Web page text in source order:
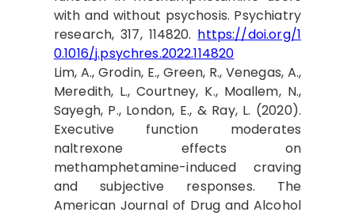
with and without psychosis. Psychiatry
research, 317, 114820. https://doi.org/1
0.1016/j.psychres.2022.114820
Lim, A., Grodin, E., Green, R., Venegas, A.,
Meredith, L., Courtney, K., Moallem, N.,
Sayegh, P., London, E., & Ray, L. (2020).
Executive function moderates
naltrexone effects on
methamphetamine-induced craving
and subjective responses. The
American Journal of Drug and Alcohol